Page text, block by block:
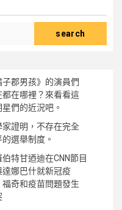
search
子郡男孩》的演員們
都在哪裡？來看看這
星們的近況吧。
家證明，不存在完全
選舉制度。
伯特甘迺迪在CNN節目
達娜巴什就新冠疫
福奇和疫苗問題發生